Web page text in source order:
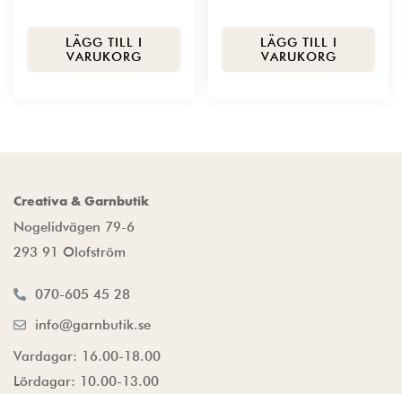
LÄGG TILL I
VARUKORG
LÄGG TILL I
VARUKORG
Creativa & Garnbutik
Nogelidvägen 79-6
293 91 Olofström
070-605 45 28
info@garnbutik.se
Vardagar: 16.00-18.00
Lördagar: 10.00-13.00